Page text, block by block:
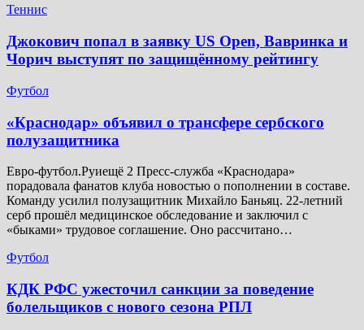
Теннис
Джокович попал в заявку US Open, Вавринка и
Чорич выступят по защищённому рейтингу
Футбол
​«Краснодар» объявил о трансфере сербского
полузащитника
Евро-футбол.Руиещё 2 Пресс-служба «Краснодара»
порадовала фанатов клуба новостью о пополнении в составе.
Команду усилил полузащитник Михайло Баньяц. 22-летний
серб прошёл медицинское обследование и заключил с
«быками» трудовое соглашение. Оно рассчитано…
Футбол
КДК РФС ужесточил санкции за поведение
болельщиков с нового сезона РПЛ